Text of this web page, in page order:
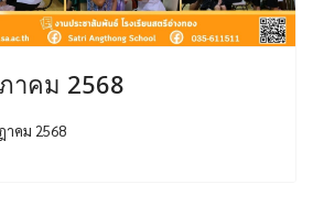
าคม 2568
าคม 2568